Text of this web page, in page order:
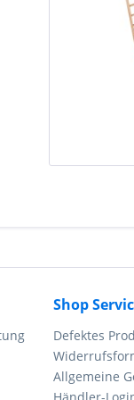
Shop
Defektes
Allgemeine